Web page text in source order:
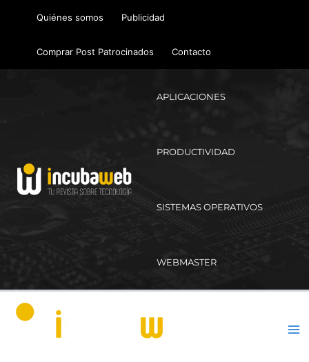
Quiénes somos Publicidad
Comprar Post Patrocinados Contacto
APLICACIONES
PRODUCTIVIDAD
SISTEMAS OPERATIVOS
WEBMASTER